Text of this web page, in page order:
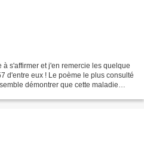
s'affirmer et j'en remercie les quelque
d'entre eux ! Le poème le plus consulté
démontrer que cette maladie